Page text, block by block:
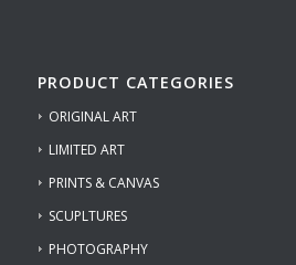
PRODUCT CATEGORIES
ORIGINAL ART
LIMITED ART
PRINTS & CANVAS
SCUPLTURES
PHOTOGRAPHY